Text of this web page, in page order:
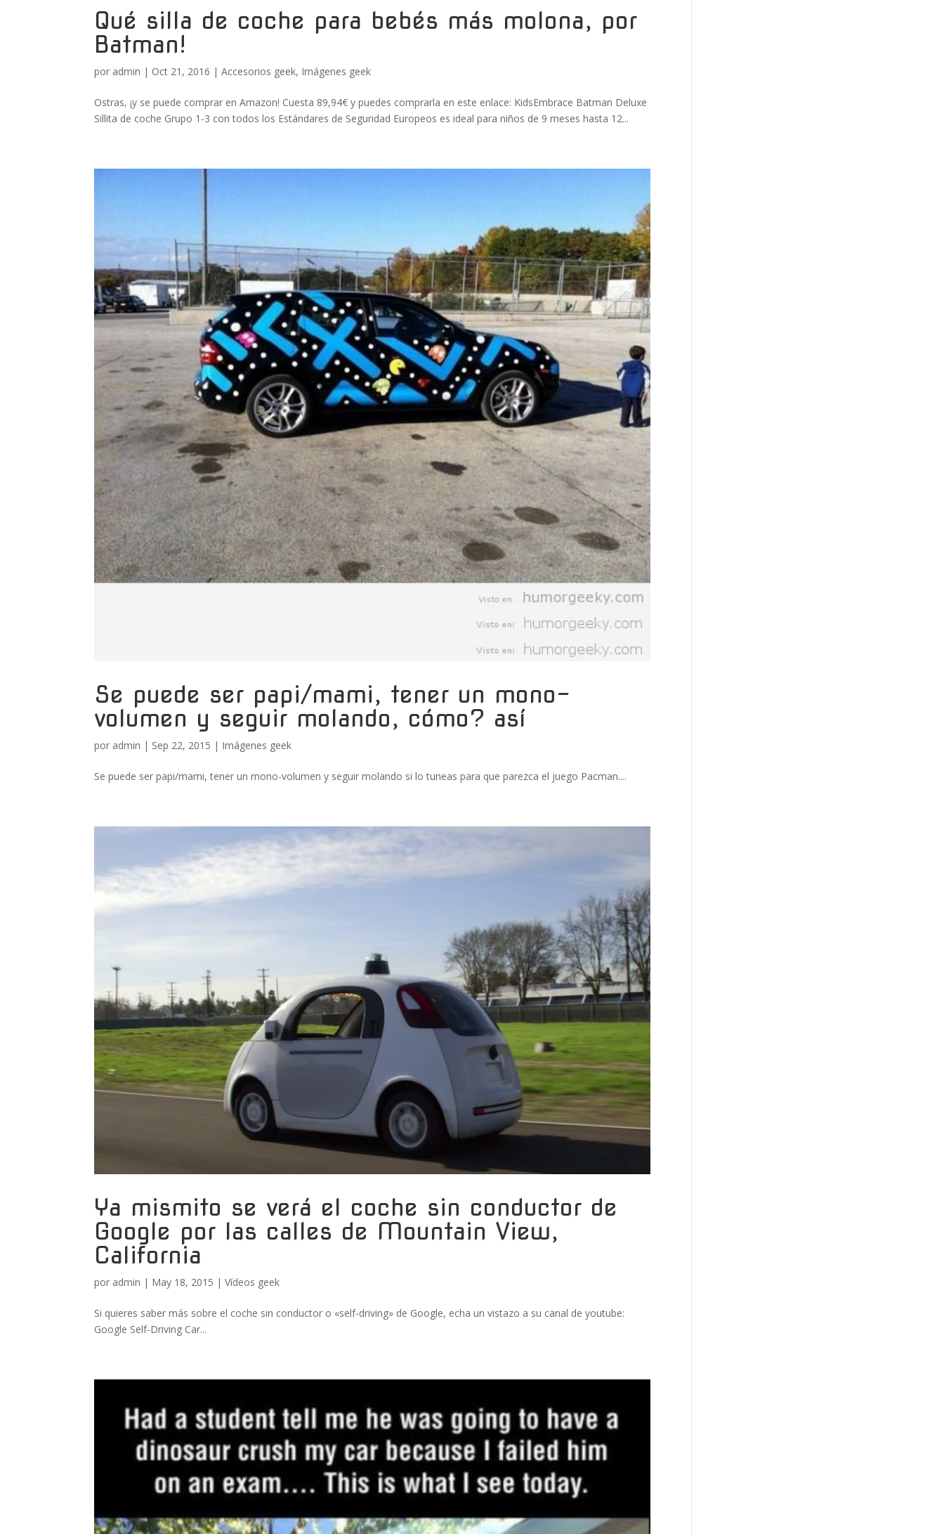
Qué silla de coche para bebés más molona, por
Batman!
por admin | Oct 21, 2016 |Accesorios geek, Imágenes geek
Ostras, ¡y se puede comprar en Amazon! Cuesta 89,94€ y puedes comprarla en este enlace: KidsEmbrace Batman Deluxe
Sillita de coche Grupo 1-3 con todos los Estándares de Seguridad Europeos es ideal para niños de 9 meses hasta 12...
Se puede ser papi/mami, tener un mono-
volumen y seguir molando, cómo? así
por admin | Sep 22, 2015 | Imágenes geek
Se puede ser papi/mami, tener un mono-volumen y seguir molando si lo tuneas para que parezca el juego Pacman....
Ya mismito se verá el coche sin conductor de
Google por las calles de Mountain View,
California
por admin | May 18, 2015 |Vídeos geek
Si quieres saber más sobre el coche sin conductor o «self-driving» de Google, echa un vistazo a su canal de youtube:
Google Self-Driving Car...